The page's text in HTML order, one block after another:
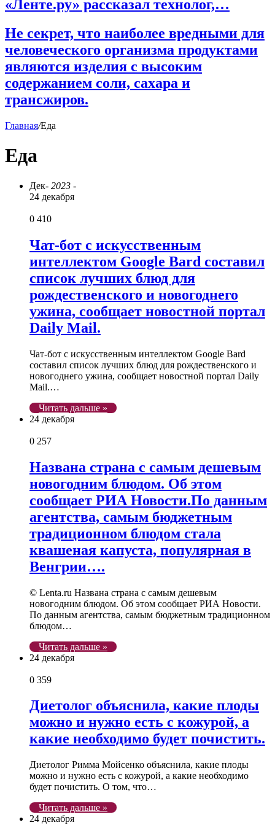
«Ленте.ру» рассказал технолог,…
Не секрет, что наиболее вредными для
человеческого организма продуктами
являются изделия с высоким
содержанием соли, сахара и
трансжиров.
Главная/Еда
Еда
Дек- 2023 -
24 декабря
0 410
Чат-бот с искусственным
интеллектом Google Bard составил
список лучших блюд для
рождественского и новогоднего
ужина, сообщает новостной портал
Daily Mail.
Чат-бот с искусственным интеллектом Google Bard
составил список лучших блюд для рождественского и
новогоднего ужина, сообщает новостной портал Daily
Mail.…
Читать дальше »
24 декабря
0 257
Названа страна с самым дешевым
новогодним блюдом. Об этом
сообщает РИА Новости.По данным
агентства, самым бюджетным
традиционном блюдом стала
квашеная капуста, популярная в
Венгрии….
© Lenta.ru Названа страна с самым дешевым
новогодним блюдом. Об этом сообщает РИА Новости.
По данным агентства, самым бюджетным традиционном
блюдом…
Читать дальше »
24 декабря
0 359
Диетолог объяснила, какие плоды
можно и нужно есть с кожурой, а
какие необходимо будет почистить.
Диетолог Римма Мойсенко объяснила, какие плоды
можно и нужно есть с кожурой, а какие необходимо
будет почистить. О том, что…
Читать дальше »
24 декабря